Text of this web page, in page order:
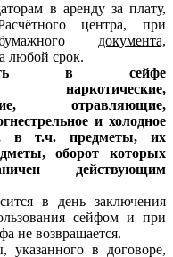
в аренду за плату,
центра, при
документа,
любой срок.
в сейфе
отравляющие,
и холодное
в т.ч. предметы, их
оборот которых
действующим
в день заключения
сейфом и при
не возвращается.
указанного в договоре,